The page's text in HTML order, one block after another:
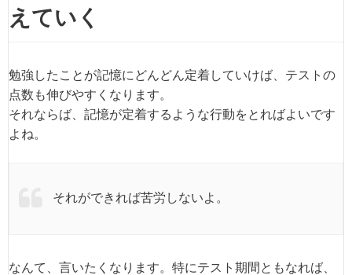
えていく
勉強したことが記憶にどんどん定着していけば、テストの
点数も伸びやすくなります。
それならば、記憶が定着するような行動をとればよいです
よね。
それができれば苦労しないよ。
なんて、言いたくなります。特にテスト期間ともなれば、